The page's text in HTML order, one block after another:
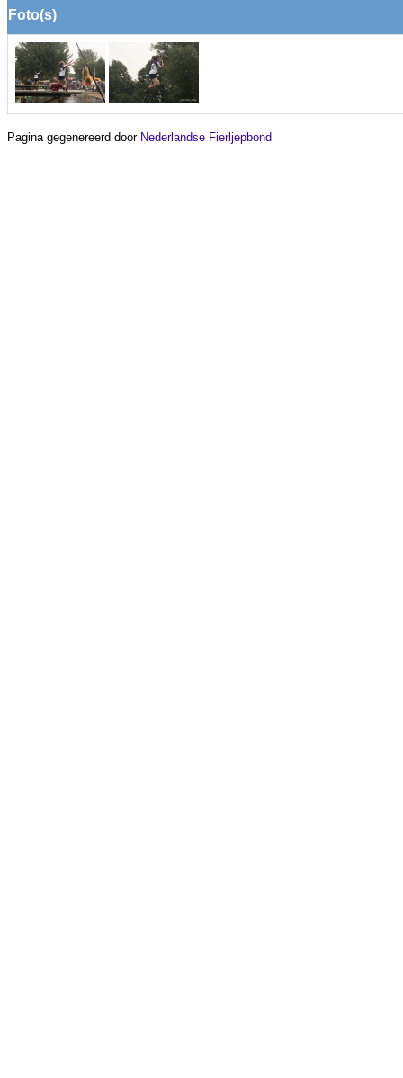
Foto(s)
Pagina gegenereerd door Nederlandse Fierljepbond